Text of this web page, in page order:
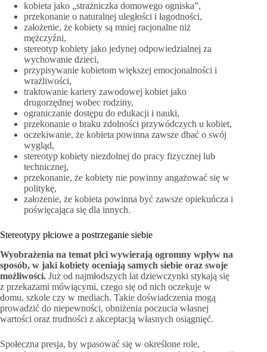
kobieta jako „strażniczka domowego ogniska”,
przekonanie o naturalnej uległości i łagodności,
założenie, że kobiety są mniej racjonalne niż
mężczyźni,
stereotyp kobiety jako jedynej odpowiedzialnej za
wychowanie dzieci,
przypisywanie kobietom większej emocjonalności i
wrażliwości,
traktowanie kariery zawodowej kobiet jako
drugorzędnej wobec rodziny,
ograniczanie dostępu do edukacji i nauki,
przekonanie o braku zdolności przywódczych u kobiet,
oczekiwanie, że kobieta powinna zawsze dbać o swój
wygląd,
stereotyp kobiety niezdolnej do pracy fizycznej lub
technicznej,
przekonanie, że kobiety nie powinny angażować się w
politykę,
założenie, że kobieta powinna być zawsze opiekuńcza i
poświęcająca się dla innych.
Stereotypy płciowe a postrzeganie siebie
Wyobrażenia na temat płci wywierają ogromny wpływ na
sposób, w jaki kobiety oceniają samych siebie oraz swoje
możliwości. Już od najmłodszych lat dziewczynki stykają się
z przekazami mówiącymi, czego się od nich oczekuje w
domu, szkole czy w mediach. Takie doświadczenia mogą
prowadzić do niepewności, obniżenia poczucia własnej
wartości oraz trudności z akceptacją własnych osiągnięć.
Społeczna presja, by wpasować się w określone role,